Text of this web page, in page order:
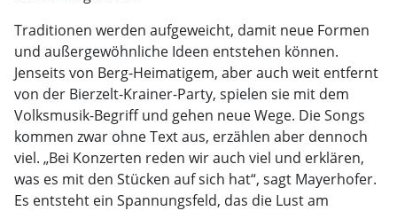
Traditionen werden aufgeweicht, damit neue Formen
und außergewöhnliche Ideen entstehen können.
Jenseits von Berg-Heimatigem, aber auch weit entfernt
von der Bierzelt-Krainer-Party, spielen sie mit dem
Volksmusik-Begriff und gehen neue Wege. Die Songs
kommen zwar ohne Text aus, erzählen aber dennoch
viel. „Bei Konzerten reden wir auch viel und erklären,
was es mit den Stücken auf sich hat“, sagt Mayerhofer.
Es entsteht ein Spannungsfeld, das die Lust am